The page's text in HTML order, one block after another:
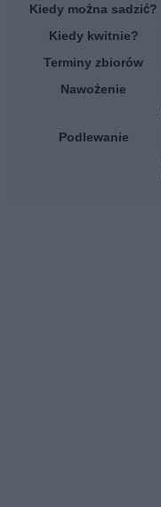
Kiedy można sadzić?
Kiedy kwitnie?
Terminy zbiorów
Nawożenie
Podlewanie